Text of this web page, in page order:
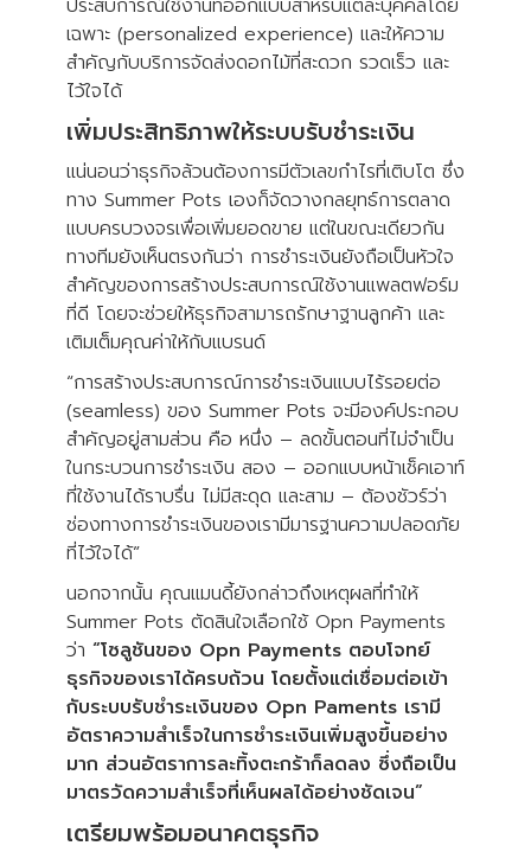
เฉพาะ (personalized experience) และให้ความ
สำคัญกับบริการจัดส่งดอกไม้ที่สะดวก รวดเร็ว และ
ไว้ใจได้
เพิ่มประสิทธิภาพให้ระบบรับชำระเงิน
แน่นอนว่าธุรกิจล้วนต้องการมีตัวเลขกำไรที่เติบโต ซึ่ง
ทาง Summer Pots เองก็จัดวางกลยุทธ์การตลาด
แบบครบวงจรเพื่อเพิ่มยอดขาย แต่ในขณะเดียวกัน
ทางทีมยังเห็นตรงกันว่า การชำระเงินยังถือเป็นหัวใจ
สำคัญของการสร้างประสบการณ์ใช้งานแพลตฟอร์ม
ที่ดี โดยจะช่วยให้ธุรกิจสามารถรักษาฐานลูกค้า และ
เติมเต็มคุณค่าให้กับแบรนด์
“การสร้างประสบการณ์การชำระเงินแบบไร้รอยต่อ
(seamless) ของ Summer Pots จะมีองค์ประกอบ
สำคัญอยู่สามส่วน คือ หนึ่ง – ลดขั้นตอนที่ไม่จำเป็น
ในกระบวนการชำระเงิน สอง – ออกแบบหน้าเช็คเอาท์
ที่ใช้งานได้ราบรื่น ไม่มีสะดุด และสาม – ต้องชัวร์ว่า
ช่องทางการชำระเงินของเรามีมารฐานความปลอดภัย
ที่ไว้ใจได้”
นอกจากนั้น คุณแมนดี้ยังกล่าวถึงเหตุผลที่ทำให้
Summer Pots ตัดสินใจเลือกใช้ Opn Payments
ว่า “โซลูชันของ Opn Payments ตอบโจทย์
ธุรกิจของเราได้ครบถ้วน โดยตั้งแต่เชื่อมต่อเข้า
กับระบบรับชำระเงินของ Opn Paments เรามี
อัตราความสำเร็จในการชำระเงินเพิ่มสูงขึ้นอย่าง
มาก ส่วนอัตราการละทิ้งตะกร้าก็ลดลง ซึ่งถือเป็น
มาตรวัดความสำเร็จที่เห็นผลได้อย่างชัดเจน”
เตรียมพร้อมอนาคตธุรกิจ